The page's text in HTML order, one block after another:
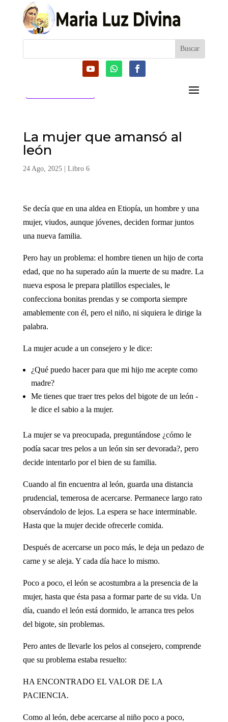
La mujer que amansó al
león
24 Ago, 2025| Libro 6
Se decía que en una aldea en Etiopía, un hombre y una
mujer, viudos, aunque jóvenes, deciden formar juntos
una nueva familia.
Pero hay un problema: el hombre tienen un hijo de corta
edad, que no ha superado aún la muerte de su madre. La
nueva esposa le prepara platillos especiales, le
confecciona bonitas prendas y se comporta siempre
amablemente con él, pero el niño, ni siquiera le dirige la
palabra.
La mujer acude a un consejero y le dice:
¿Qué puedo hacer para que mi hijo me acepte como
madre?
Me tienes que traer tres pelos del bigote de un león -
le dice el sabio a la mujer.
La mujer se va preocupada, preguntándose ¿cómo le
podía sacar tres pelos a un león sin ser devorada?, pero
decide intentarlo por el bien de su familia.
Cuando al fin encuentra al león, guarda una distancia
prudencial, temerosa de acercarse. Permanece largo rato
observándolo de lejos. La espera se hace interminable.
Hasta que la mujer decide ofrecerle comida.
Después de acercarse un poco más, le deja un pedazo de
carne y se aleja. Y cada día hace lo mismo.
Poco a poco, el león se acostumbra a la presencia de la
mujer, hasta que ésta pasa a formar parte de su vida. Un
día, cuando el león está dormido, le arranca tres pelos
del bigote, sin problemas.
Pero antes de llevarle los pelos al consejero, comprende
que su problema estaba resuelto:
HA ENCONTRADO EL VALOR DE LA
PACIENCIA.
Como al león, debe acercarse al niño poco a poco,